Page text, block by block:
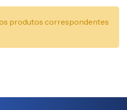
produtos correspondentes